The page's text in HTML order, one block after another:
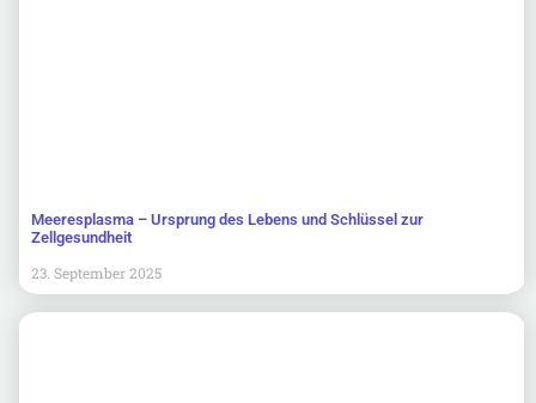
Meeresplasma – Ursprung des Lebens und Schlüssel zur
Zellgesundheit
23. September 2025